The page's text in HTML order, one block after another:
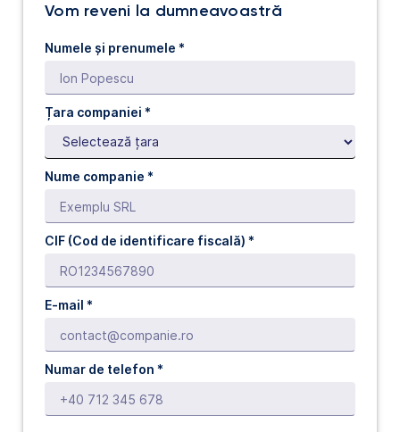
Vom reveni la dumneavoastră
Numele și prenumele *
Țara companiei *
Nume companie *
CIF (Cod de identificare fiscală) *
E-mail *
Numar de telefon *